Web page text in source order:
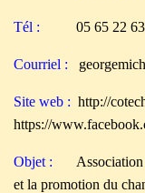
Tél : 05 65 22
Courriel :
Site web : http://
https://
Objet :
et la promotion du